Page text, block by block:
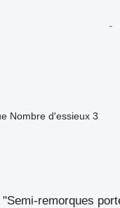
Nombre d'essieux 3
remorques